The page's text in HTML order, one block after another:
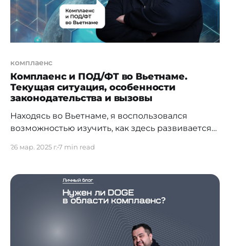
комплаенс
Комплаенс и ПОД/ФТ во Вьетнаме.
Текущая ситуация, особенности
законодательства и вызовы
Находясь во Вьетнаме, я воспользовался
возможностью изучить, как здесь развивается
легализации (отмыванию) доходов, полученных
терроризма. В итоге, написал небольшую
аналитическую статью, в которой отразил
ключевые аспекты законодательной базы
Вьетнама, причины развития комплаенс, роли
государственных органов и субъектов
финансового мониторинга. Если говорить о
26 мар. 2025 г.7 min read